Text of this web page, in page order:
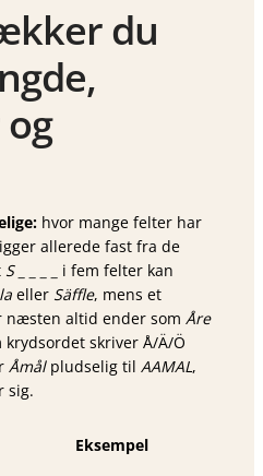
du
hvor mange felter har
allerede fast fra de
S _ _ _ _
i fem felter kan
eller Säffle, mens et
næsten altid ender som Åre
krydsordet skriver Å/Ä/Ö
Åmålpludselig til AAMAL,
sig.
Eksempel